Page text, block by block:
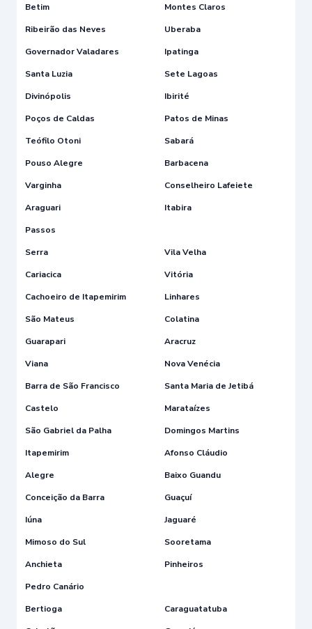
Betim
Montes Claros
Ribeirão das Neves
Uberaba
Governador Valadares
Ipatinga
Santa Luzia
Sete Lagoas
Divinópolis
Ibirité
Poços de Caldas
Patos de Minas
Teófilo Otoni
Sabará
Pouso Alegre
Barbacena
Varginha
Conselheiro Lafeiete
Araguari
Itabira
Passos
Serra
Vila Velha
Cariacica
Vitória
Cachoeiro de Itapemirim
Linhares
São Mateus
Colatina
Guarapari
Aracruz
Viana
Nova Venécia
Barra de São Francisco
Santa Maria de Jetibá
Castelo
Marataízes
São Gabriel da Palha
Domingos Martins
Itapemirim
Afonso Cláudio
Alegre
Baixo Guandu
Conceição da Barra
Guaçuí
Iúna
Jaguaré
Mimoso do Sul
Sooretama
Anchieta
Pinheiros
Pedro Canário
Bertioga
Caraguatatuba